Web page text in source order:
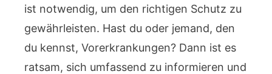
ist notwendig, um den richtigen Schutz zu
gewährleisten. Hast du oder jemand, den
du kennst, Vorerkrankungen? Dann ist es
ratsam, sich umfassend zu informieren und